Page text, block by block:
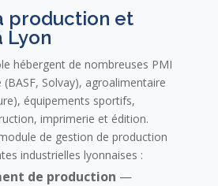
production et
Lyon
hébergent de nombreuses PMI
Solvay), agroalimentaire
équipements sportifs,
imprimerie et édition.
de gestion de production
industrielles lyonnaises :
de production —